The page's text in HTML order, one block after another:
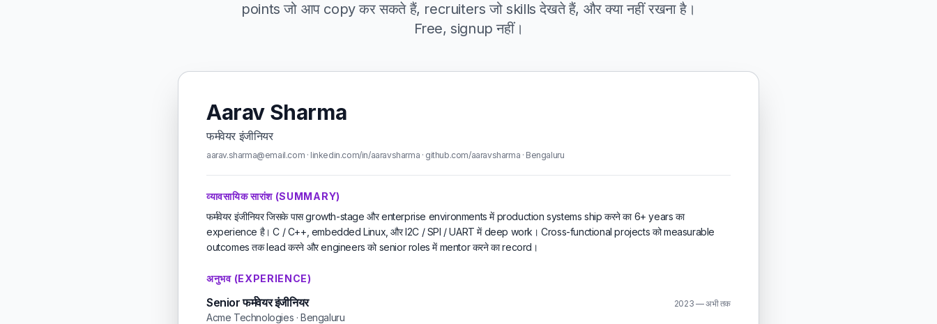
points जो आप copy कर सकते हैं, recruiters जो skills देखते हैं, और क्या नहीं रखना है।
Free, signup नहीं।
Aarav Sharma
फर्मवेयर इंजीनियर
aarav.sharma@email.com · linkedin.com/in/aaravsharma · github.com/aaravsharma · Bengaluru
व्यावसायिक सारांश (SUMMARY)
फर्मवेयर इंजीनियर जिसके पास growth-stage और enterprise environments में production systems ship करने का 6+ years का
experience है। C / C++, embedded Linux, और I2C / SPI / UART में deep work। Cross-functional projects को measurable
outcomes तक lead करने और engineers को senior roles में mentor करने का record।
अनुभव (EXPERIENCE)
Senior फर्मवेयर इंजीनियर 2023 — अभी तक
Acme Technologies · Bengaluru